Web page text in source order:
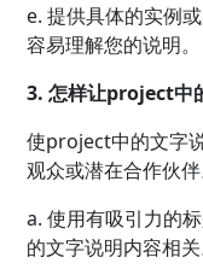
e. 提供具体的实例
容易理解您的说明。
3. 怎样让project中
使project中的文字
观众或潜在合作伙
a. 使用有吸引力的
的文字说明内容相关